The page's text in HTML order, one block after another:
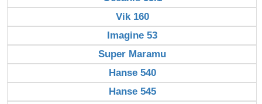
Vik 160
Imagine 53
Super Maramu
Hanse 540
Hanse 545